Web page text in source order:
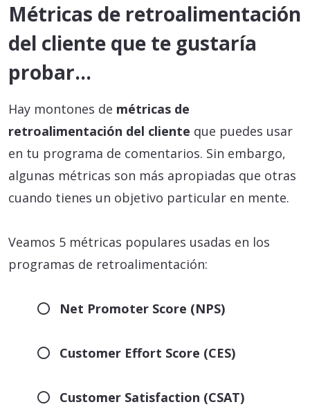
Métricas de retroalimentación
del cliente que te gustaría
probar…
Hay montones de métricas de
retroalimentación del cliente que puedes usar
en tu programa de comentarios. Sin embargo,
algunas métricas son más apropiadas que otras
cuando tienes un objetivo particular en mente.
Veamos 5 métricas populares usadas en los
programas de retroalimentación:
Net Promoter Score (NPS)
Customer Effort Score (CES)
Customer Satisfaction (CSAT)